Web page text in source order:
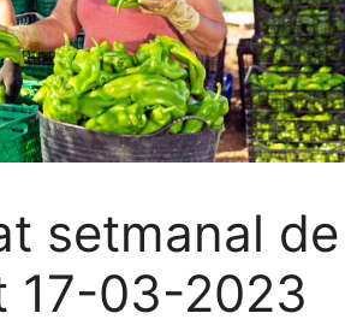
setmanal de
17-03-2023